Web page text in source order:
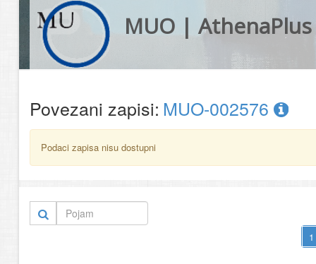
MUO | AthenaPlus
Povezani zapisi: MUO-002576
Podaci zapisa nisu dostupni